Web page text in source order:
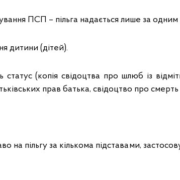
ПСП – пільга надається лише за
дитини (дітей).
(копія свідоцтва про шлюб із
прав батька, свідоцтво про
на пільгу за кількома підставами,